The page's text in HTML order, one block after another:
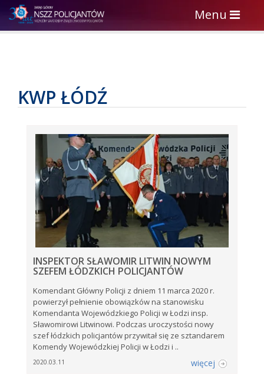
Toggle
navigation
Menu
KWP ŁÓDŹ
INSPEKTOR SŁAWOMIR LITWIN NOWYM
SZEFEM ŁÓDZKICH POLICJANTÓW
Komendant Główny Policji z dniem 11 marca 2020 r.
powierzył pełnienie obowiązków na stanowisku
Komendanta Wojewódzkiego Policji w Łodzi insp.
Sławomirowi Litwinowi. Podczas uroczystości nowy
szef łódzkich policjantów przywitał się ze sztandarem
Komendy Wojewódzkiej Policji w Łodzi i ..
2020.03.11 więcej